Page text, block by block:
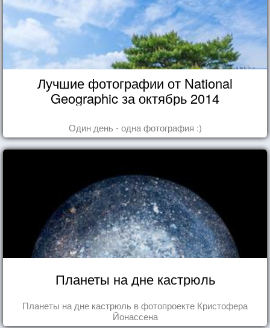
Лучшие фотографии от National
Geographic за октябрь 2014
Один день - одна фотография :)
Планеты на дне кастрюль
Планеты на дне кастрюль в фотопроекте Кристофера
Йонассена